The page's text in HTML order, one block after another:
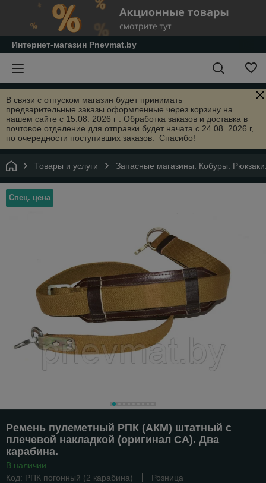
Интернет-магазин Pnevmat.by
В связи с отпуском магазин будет принимать
предварительные заказы оформленные через корзину на
нашем сайте с 15.08. 2026 г . Обработка заказов и доставка в
почтовое отделение для отправки будет начата с 24.08. 2026 г,
по очередности поступивших заказов. Спасибо!
Товары и услуги Запасные магазины. Кобуры.
Спец. цена
Ремень пулеметный РПК (АКМ) штатный с
плечевой накладкой (оригинал СА). Два
карабина.
В наличии
Код: РПК погонный (2 карабина)
Розница